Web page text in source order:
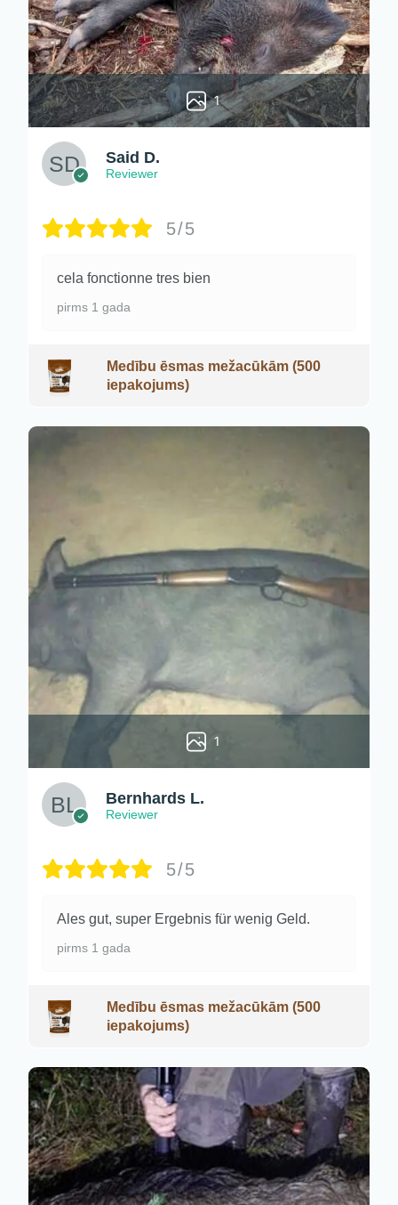
1
Said D.
Reviewer
5/5
cela fonctionne tres bien
pirms 1 gada
Medību ēsmas mežacūkām (500
iepakojums)
1
Bernhards L.
Reviewer
5/5
Ales gut, super Ergebnis für wenig Geld.
pirms 1 gada
Medību ēsmas mežacūkām (500
iepakojums)